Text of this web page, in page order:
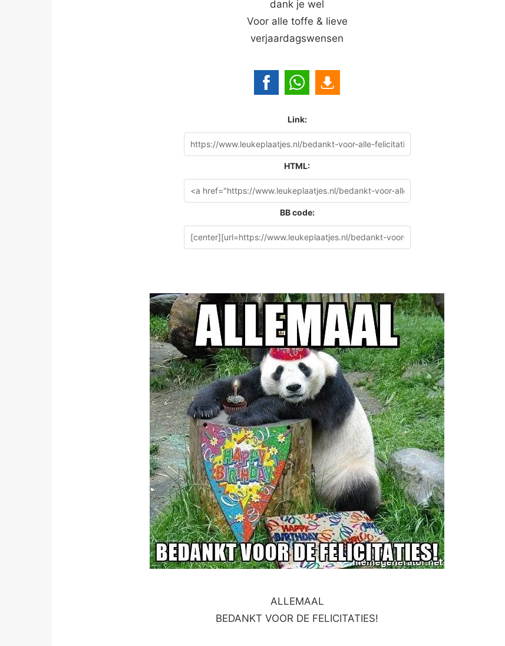
dank je wel
Voor alle toffe & lieve
verjaardagswensen
Link:
HTML:
BB code:
ALLEMAAL
BEDANKT VOOR DE FELICITATIES!